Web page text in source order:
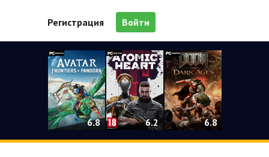
Регистрация Войти
6.8 6.2 6.8